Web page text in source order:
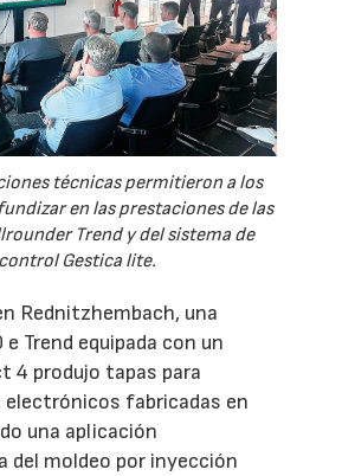
técnicas permitieron a los
en las prestaciones de las
Trend y del sistema de
control Gestica lite.
Rednitzhembach, una
Trend equipada con un
4 produjo tapas para
fabricadas en
una aplicación
del moldeo por inyección